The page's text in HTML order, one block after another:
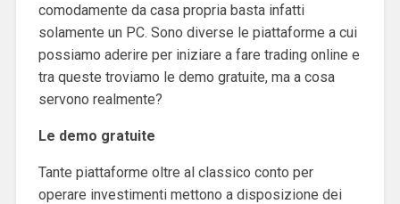
comodamente da casa propria basta infatti
solamente un PC. Sono diverse le piattaforme a cui
possiamo aderire per iniziare a fare trading online e
tra queste troviamo le demo gratuite, ma a cosa
servono realmente?
Le demo gratuite
Tante piattaforme oltre al classico conto per
operare investimenti mettono a disposizione dei